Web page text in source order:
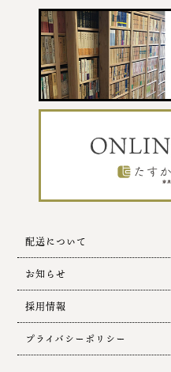
配送について
お知らせ
採用情報
プライバシーポリシー